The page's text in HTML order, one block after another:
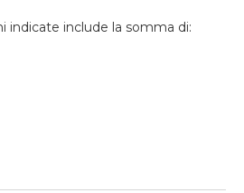
indicate include la somma di: